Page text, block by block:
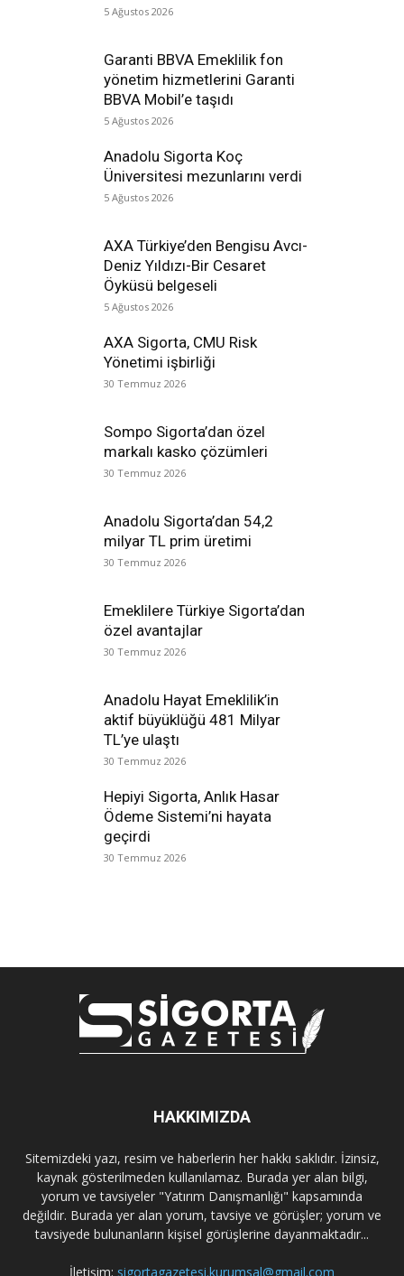
5 Ağustos 2026
Garanti BBVA Emeklilik fon
yönetim hizmetlerini Garanti
BBVA Mobil’e taşıdı
5 Ağustos 2026
Anadolu Sigorta Koç
Üniversitesi mezunlarını verdi
5 Ağustos 2026
AXA Türkiye’den Bengisu Avcı-
Deniz Yıldızı-Bir Cesaret
Öyküsü belgeseli
5 Ağustos 2026
AXA Sigorta, CMU Risk
Yönetimi işbirliği
30 Temmuz 2026
Sompo Sigorta’dan özel
markalı kasko çözümleri
30 Temmuz 2026
Anadolu Sigorta’dan 54,2
milyar TL prim üretimi
30 Temmuz 2026
Emeklilere Türkiye Sigorta’dan
özel avantajlar
30 Temmuz 2026
Anadolu Hayat Emeklilik’in
aktif büyüklüğü 481 Milyar
TL’ye ulaştı
30 Temmuz 2026
Hepiyi Sigorta, Anlık Hasar
Ödeme Sistemi’ni hayata
geçirdi
30 Temmuz 2026
HAKKIMIZDA
Sitemizdeki yazı, resim ve haberlerin her hakkı saklıdır. İzinsiz,
kaynak gösterilmeden kullanılamaz. Burada yer alan bilgi,
yorum ve tavsiyeler "Yatırım Danışmanlığı" kapsamında
değildir. Burada yer alan yorum, tavsiye ve görüşler; yorum ve
tavsiyede bulunanların kişisel görüşlerine dayanmaktadır...
İletişim: sigortagazetesi.kurumsal@gmail.com